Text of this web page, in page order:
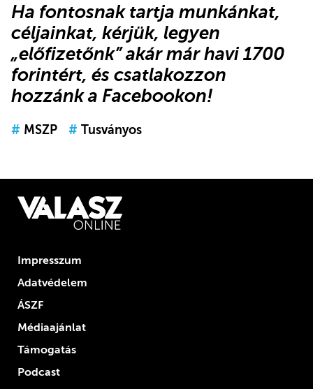
Ha fontosnak tartja munkánkat,
céljainkat, kérjük, legyen
„előfizetőnk”akár már havi 1700
forintért, és csatlakozzon
hozzánk a Facebookon!
# MSZP # Tusványos
Impresszum
Adatvédelem
ÁSZF
Médiaajánlat
Támogatás
Podcast